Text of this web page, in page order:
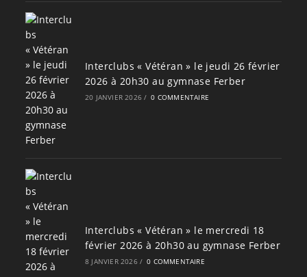
Interclubs « Vétéran » le jeudi 26 février
2026 à 20h30 au gymnase Ferber
20 JANVIER 2026 / 0 COMMENTAIRE
Interclubs « Vétéran » le mercredi 18
février 2026 à 20h30 au gymnase Ferber
8 JANVIER 2026 / 0 COMMENTAIRE